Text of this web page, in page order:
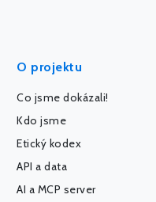
O projektu
Co jsme dokázali!
Kdo jsme
Etický kodex
API a data
AI a MCP server